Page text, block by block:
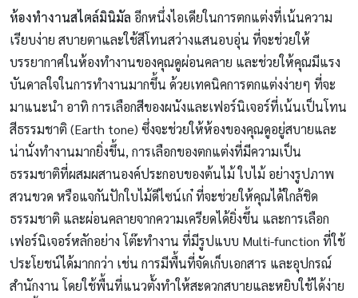
ห้องทำงานสไตล์มินิมัล อีกหนึ่งไอเดียในการตกแต่งที่เน้นความ
เรียบง่าย สบายตาและใช้สีโทนสว่างแสนอบอุ่น ที่จะช่วยให้
บรรยากาศในห้องทำงานของคุณดูผ่อนคลาย และช่วยให้คุณมีแรง
บันดาลใจในการทำงานมากขึ้น ด้วยเทคนิคการตกแต่งง่ายๆ ที่จะ
มาแนะนำ อาทิ การเลือกสีของผนังและเฟอร์นิเจอร์ที่เน้นเป็นโทน
สีธรรมชาติ (Earth tone) ซึ่งจะช่วยให้ห้องของคุณดูอยู่สบายและ
น่านั่งทำงานมากยิ่งขึ้น, การเลือกของตกแต่งที่มีความเป็น
ธรรมชาติที่ผสมผสานองค์ประกอบของต้นไม้ ใบไม้ อย่างรูปภาพ
สวนขวด หรือแจกันปักใบไม้ดีไซน์เก๋ ที่จะช่วยให้คุณได้ใกล้ชิด
ธรรมชาติ และผ่อนคลายจากความเครียดได้ยิ่งขึ้น และการเลือก
เฟอร์นิเจอร์หลักอย่าง โต๊ะทำงาน ที่มีรูปแบบ Multi-function ที่ใช้
ประโยชน์ได้มากกว่า เช่น การมีพื้นที่จัดเก็บเอกสาร และอุปกรณ์
สำนักงาน โดยใช้พื้นที่แนวตั้งทำให้สะดวกสบายและหยิบใช้ได้ง่าย